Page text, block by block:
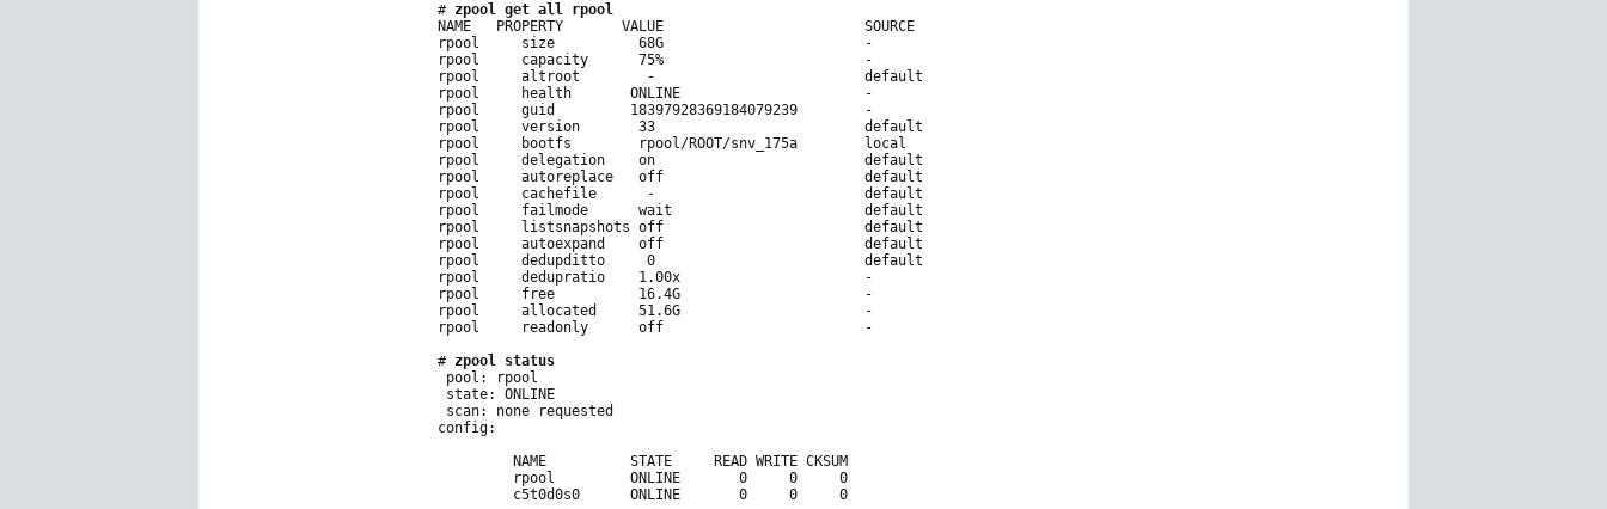
# zpool get all rpool
NAME   PROPERTY       VALUE                        SOURCE
rpool     size          68G                        -
rpool     capacity      75%                        -
rpool     altroot        -                         default
rpool     health       ONLINE                      -
rpool     guid         18397928369184079239        -
rpool     version       33                         default
rpool     bootfs        rpool/ROOT/snv_175a        local
rpool     delegation    on                         default
rpool     autoreplace   off                        default
rpool     cachefile      -                         default
rpool     failmode      wait                       default
rpool     listsnapshots off                        default
rpool     autoexpand    off                        default
rpool     dedupditto     0                         default
rpool     dedupratio    1.00x                      -
rpool     free          16.4G                      -
rpool     allocated     51.6G                      -
rpool     readonly      off                        -
# zpool status
pool: rpool
state: ONLINE
scan: none requested
config:
         NAME          STATE     READ WRITE CKSUM
         rpool         ONLINE       0     0     0
         c5t0d0s0      ONLINE       0     0     0